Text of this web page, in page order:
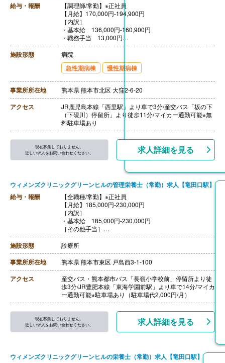
給与・報酬
【調理師/常勤】※正社員
【月給】170,000円-194,900円
［内訳］
・基本給 136,000円-160,900円
・職務手当 13,000円
・調整手当 11,000円
・資格手当 4,000円
・処遇改善手当 6,000円
［その他手当］
締
【賞与】年2回（計4.30ヶ月分）※前年度実績
【昇給】あり（1月あたり2,000円-3,000円）※前年度実
績
【退職金】あり※勤続3年以上、共済加入
施設形態 病院
急性期病棟 慢性期病棟
事業所所在地 熊本県 熊本市北区 大窪2-6-20
アクセス
JR鹿児島本線「西里駅」より車で3分/産交バス「坂の下
（下硯川）停留所」より徒歩11分/マイカー通勤可能※無
料駐車場あり
現在募集しておりません。
近しい求人をお問い合わせください。
求人詳細を見る
ウィメンズクリニックグリーンヒルの管理栄養士（常勤）求人【竜田口駅】
給与・報酬
【全職種/常勤】※正社員
【月給】185,000円-230,000円
［内訳］
・基本給 185,000円-230,000円
［その他手当］
・管理栄養士手当 10,000円/月
・栄養士手当 5,000円/月
・調理師手当 5,000円/月
・皆勤手当 5,000円/月
【賞与】年2回（計3.00ヶ月分）※前年度実績
【通勤手当】あり（上限5,000円/月）※実費支給
【昇給】年1回 （1月あたり0円-5,000円）※前年度実績
【退職金】あり※勤続3年以上
施設形態 診療所
事業所所在地 熊本県 熊本市東区 戸島西3-1-100
アクセス
産交バス・熊本都市バス「長嶺小学校前」停留所より徒
歩3分/JR豊肥本線「東海学園前駅」より車で14分/マイカ
ー通勤可能※駐車場あり（駐車場代2,000円/月）
現在募集しておりません。
近しい求人をお問い合わせください。
求人詳細を見る
ウィメンズクリニックグリーンヒルの栄養士（常勤）求人【竜田口駅】